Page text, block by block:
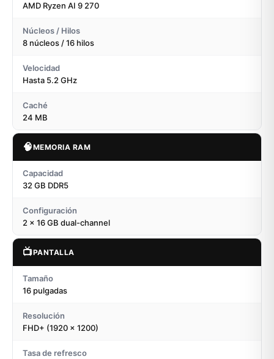
AMD Ryzen AI 9 270
Núcleos / Hilos
8 núcleos / 16 hilos
Velocidad
Hasta 5.2 GHz
Caché
24 MB
🧠MEMORIA RAM
Capacidad
32 GB DDR5
Configuración
2 × 16 GB dual-channel
📺PANTALLA
Tamaño
16 pulgadas
Resolución
FHD+ (1920 × 1200)
Tasa de refresco